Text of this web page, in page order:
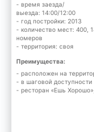
- время заезда/
выезда: 14:00/12:00
- год постройки: 2013
- количество мест: 400,
номеров
- территория: своя
Преимущества:
- расположен на
- в шаговой
- ресторан «Ешь